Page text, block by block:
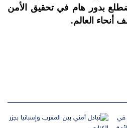
بدور هام في تحقيق الأمن
أنحاء العالم.